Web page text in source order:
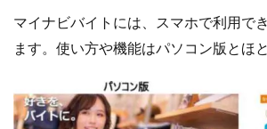
の
記
ま
と
マイナビバイトには、スマホで利用で
ます。使い方や機能はパソコン版とほ